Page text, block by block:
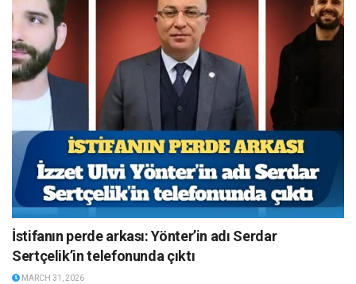
İstifanın perde arkası: Yönter’in adı Serdar
Sertçelik’in telefonunda çıktı
MARCH 31, 2026